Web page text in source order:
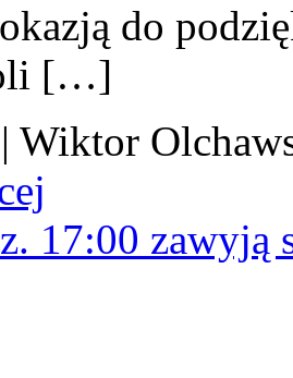
do
[…]
Wiktor
17:00 zawyją